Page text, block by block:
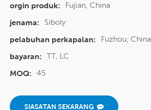
orgin produk:
Fujian, China
jenama:
Siboly
pelabuhan perkapalan:
Fuzhou, China
bayaran: TT, LC
MOQ: 45
SIASATAN SEKARANG